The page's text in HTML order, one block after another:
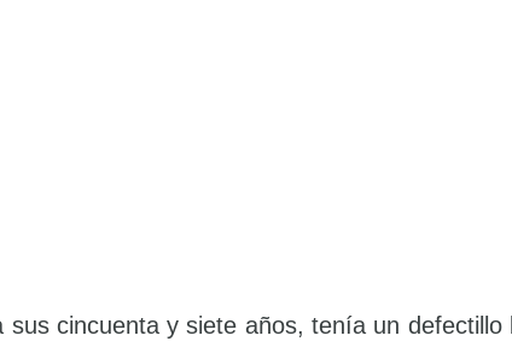
sus cincuenta y siete años, tenía un